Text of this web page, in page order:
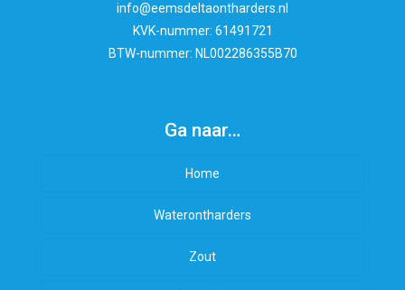
info@eemsdeltaontharders.nl
KVK-nummer: 61491721
BTW-nummer: NL002286355B70
Ga naar…
Home
Waterontharders
Zout